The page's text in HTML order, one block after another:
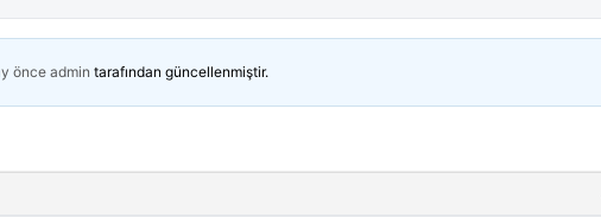
önce admin tarafından güncellenmiştir.